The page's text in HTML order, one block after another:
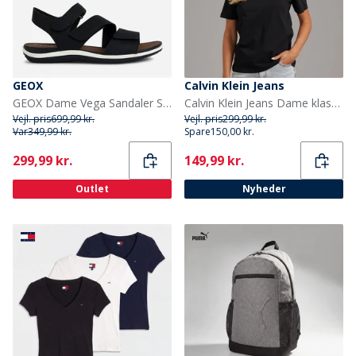
GEOX
GEOX Dame Vega Sandaler Sort
Vejl. pris699,99 kr.
Var349,99 kr.
Current
299,99 kr.
Outlet
Calvin Klein Jeans
Calvin Klein Jeans Dame klassisk logo T shirt Sort
Vejl. pris299,99 kr.
Spare150,00 kr.
Current
149,99 kr.
Nyheder